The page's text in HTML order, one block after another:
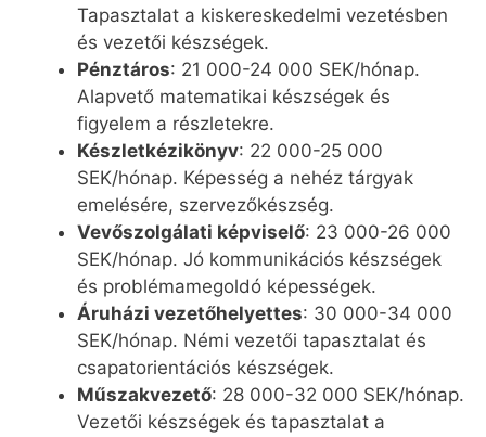
Tapasztalat a kiskereskedelmi vezetésben
és vezetői készségek.
Pénztáros: 21 000-24 000 SEK/hónap.
Alapvető matematikai készségek és
figyelem a részletekre.
Készletkézikönyv: 22 000-25 000
SEK/hónap. Képesség a nehéz tárgyak
emelésére, szervezőkészség.
Vevőszolgálati képviselő: 23 000-26 000
SEK/hónap. Jó kommunikációs készségek
és problémamegoldó képességek.
Áruházi vezetőhelyettes: 30 000-34 000
SEK/hónap. Némi vezetői tapasztalat és
csapatorientációs készségek.
Műszakvezető: 28 000-32 000 SEK/hónap.
Vezetői készségek és tapasztalat a